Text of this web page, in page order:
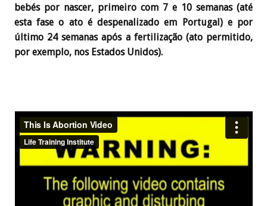
bebés por nascer, primeiro com 7 e 10 semanas (até
esta fase o ato é despenalizado em Portugal) e por
último 24 semanas após a fertilização (ato permitido,
por exemplo, nos Estados Unidos).